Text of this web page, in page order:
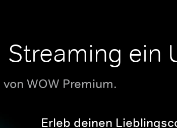
Streaming ein
WOW Premium.
Erleb deinen